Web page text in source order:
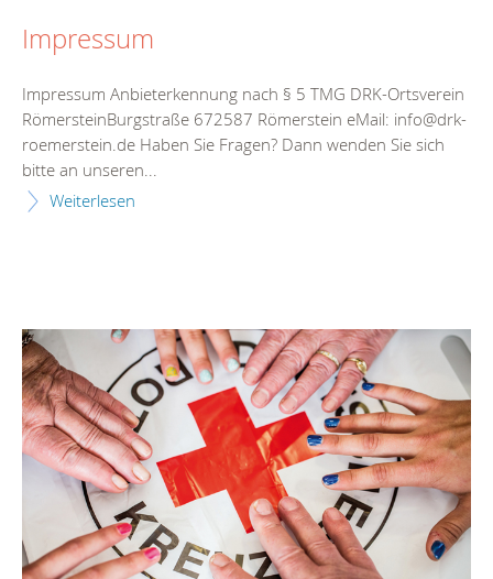
Impressum
Impressum Anbieterkennung nach § 5 TMG DRK-Ortsverein
RömersteinBurgstraße 672587 Römerstein eMail: info@drk-
roemerstein.de Haben Sie Fragen? Dann wenden Sie sich
bitte an unseren...
Weiterlesen